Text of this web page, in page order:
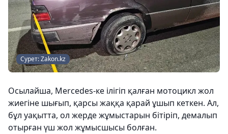
Сурет: Zakon.kz
Осылайша, Mercedes-ке ілігіп қалған мотоцикл жол
жиегіне шығып, қарсы жаққа қарай ұшып кеткен. Ал,
бұл уақытта, ол жерде жұмыстарын бітіріп, демалып
отырған үш жол жұмысшысы болған.